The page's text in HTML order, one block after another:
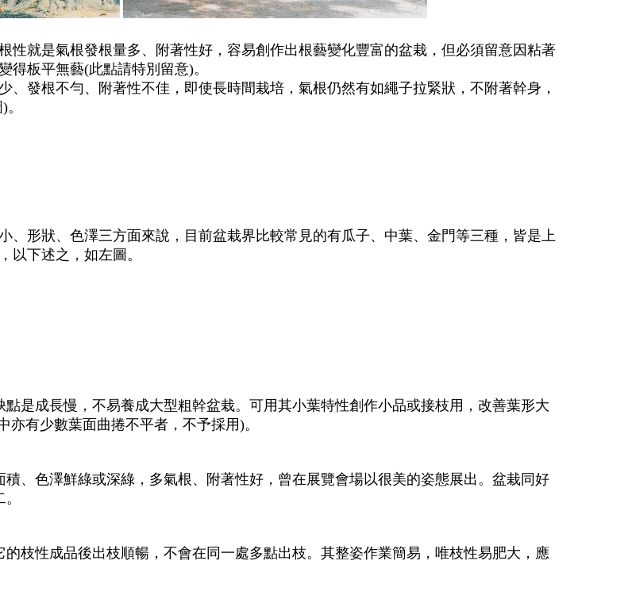
性就是氣根發根量多、附著性好，容易創作出根藝變化豐富的盆栽，但必須留意因粘著
得板平無藝(此點請特別留意)。
、發根不勻、附著性不佳，即使長時間栽培，氣根仍然有如繩子拉緊狀，不附著幹身，
、形狀、色澤三方面來說，目前盆栽界比較常見的有瓜子、中葉、金門等三種，皆是上
以下述之，如左圖。
是成長慢，不易養成大型粗幹盆栽。可用其小葉特性創作小品或接枝用，改善葉形大
有少數葉面曲捲不平者，不予採用)。
、色澤鮮綠或深綠，多氣根、附著性好，曾在展覽會場以很美的姿態展出。盆栽同好
枝性成品後出枝順暢，不會在同一處多點出枝。其整姿作業簡易，唯枝性易肥大，應